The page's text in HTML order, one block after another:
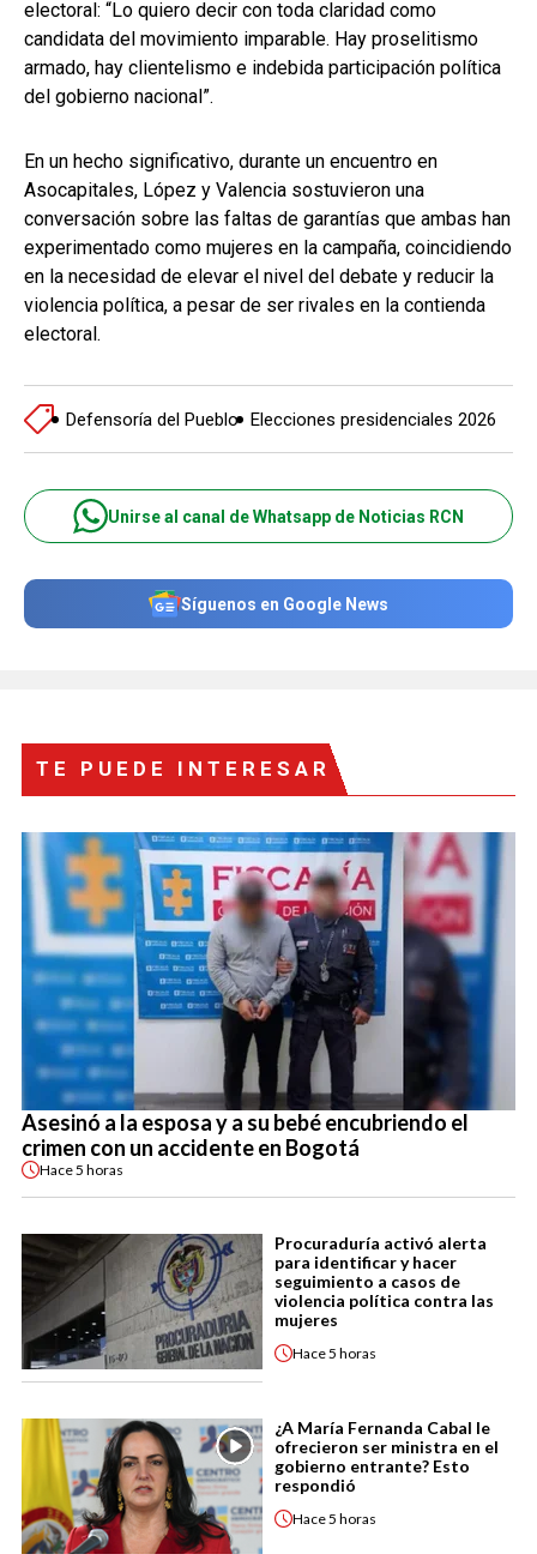
electoral: “Lo quiero decir con toda claridad como
candidata del movimiento imparable. Hay proselitismo
armado, hay clientelismo e indebida participación política
del gobierno nacional”.
En un hecho significativo, durante un encuentro en
Asocapitales, López y Valencia sostuvieron una
conversación sobre las faltas de garantías que ambas han
experimentado como mujeres en la campaña, coincidiendo
en la necesidad de elevar el nivel del debate y reducir la
violencia política, a pesar de ser rivales en la contienda
electoral.
Defensoría del Pueblo Elecciones presidenciales 2026
Unirse al canal de Whatsapp de Noticias RCN
Síguenos en Google News
TE PUEDE INTERESAR
Asesinó a la esposa y a su bebé encubriendo el
crimen con un accidente en Bogotá
Hace5 horas
Procuraduría activó alerta
para identificar y hacer
seguimiento a casos de
violencia política contra las
mujeres
Hace5 horas
¿A María Fernanda Cabal le
ofrecieron ser ministra en el
gobierno entrante? Esto
respondió
Hace5 horas